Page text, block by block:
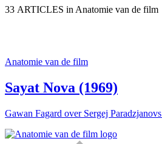
33 ARTICLES in Anatomie van de film
Anatomie van de film
Sayat Nova (1969)
Gawan Fagard over Sergej Paradzjanovs